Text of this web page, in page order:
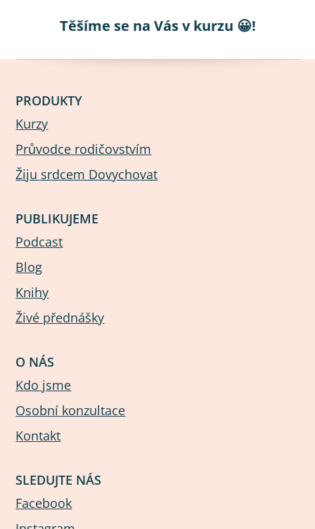
Těšíme se na Vás v kurzu 😀!
PRODUKTY
Kurzy
Průvodce rodičovstvím
Žiju srdcem Dovychovat
PUBLIKUJEME
Podcast
Blog
Knihy
Živé přednášky
O NÁS
Kdo jsme
Osobní konzultace
Kontakt
SLEDUJTE NÁS
Facebook